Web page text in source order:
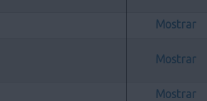
Mostrar
Mostrar
Mostrar